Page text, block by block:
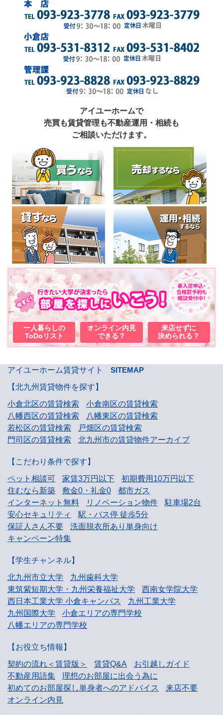
アイユーホームで
売買も賃貸管理も不動産運用・相続も
ご相談いただけます。
一人暮らしの
ToDoリスト
オンライン内見
できる？
来店せずに
決められる？
アイユーホーム賃貸サイト
SITEMAP
【北九州賃貸物件を探す】
小倉北区の賃貸検索
小倉南区の賃貸検索
八幡西区の賃貸検索
八幡東区の賃貸検索
若松区の賃貸検索
戸畑区の賃貸検索
門司区の賃貸検索
北九州市の賃貸物件アーカイブ
【こだわり条件で探す】
ペット相談可
家賃3万円以下
初期費用10万円以下
住むなら新築
敷金0・礼金0
都市ガス
インターネット無料
リノベーション物件
駐車場2台
安心セキュリティ
駅・バス停 徒歩5分
保証人さん不要
洗面脱衣所あり単身向け
キャンペーン特集
【学生チャンネル】
北九州市立大学
九州歯科大学
東筑紫短期大学・九州栄養福祉大学
西南女学院大学
西日本工業大学小倉キャンパス
九州工業大学
九州国際大学
小倉エリアの専門学校
八幡エリアの専門学校
【お役立ち情報】
契約の流れ＜賃貸版＞
賃貸Q&A
お引越しガイド
不動産用語集
理想のお部屋に出会う為に
初めてのお部屋探し単身者へのアドバイス
来店不要
オンライン内見